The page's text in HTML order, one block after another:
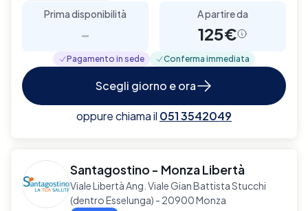
Prima disponibilità
-
A partire da
125€
Pagamento in sede Conferma immediata
Scegli giorno e ora
oppure chiama il 051 3542049
Santagostino - Monza Libertà
Viale Libertà Ang. Viale Gian Battista Stucchi
(dentro Esselunga) - 20900 Monza